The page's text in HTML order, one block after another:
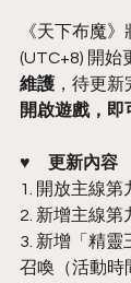
《天下布魔
(UTC+8) 開始
維護 ，待更新
開啟遊戲，即
♥　更新內容
1. 開放主線
2. 新增主線
3. 新增「精靈
召喚（活動時